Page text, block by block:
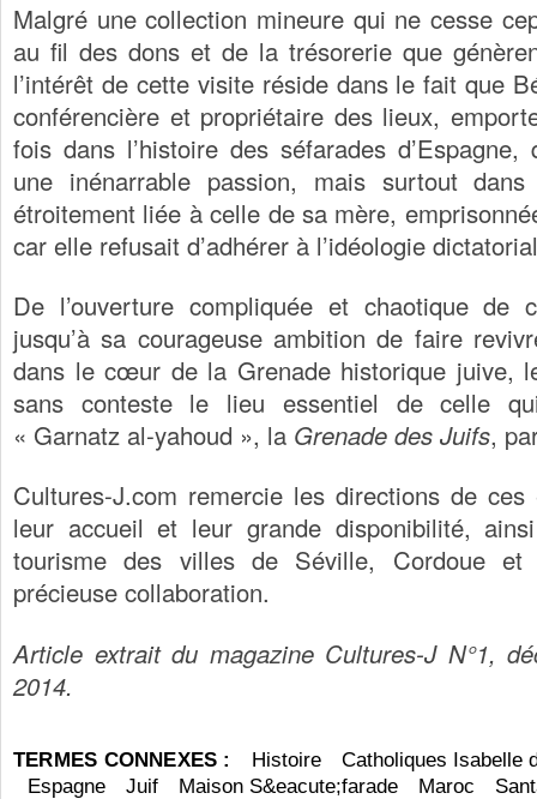
Malgré une collection mineure qui ne cesse
au fil des dons et de la trésorerie que
l’intérêt de cette visite réside dans le fait que
conférencière et propriétaire des lieux,
fois dans l’histoire des séfarades d’Espagne,
une inénarrable passion, mais surtout
étroitement liée à celle de sa mère,
car elle refusait d’adhérer à l’idéologie
De l’ouverture compliquée et chaotique de
jusqu’à sa courageuse ambition de faire
dans le cœur de la Grenade historique juive,
sans conteste le lieu essentiel de celle
« Garnatz al-yahoud », la Grenade des Juifs,
Cultures-J.com remercie les directions de ces
leur accueil et leur grande disponibilité,
tourisme des villes de Séville, Cordoue et
précieuse collaboration.
Article extrait du magazine Cultures-J N°1,
2014.
TERMES CONNEXES : Histoire
Catholiques Isabelle
Espagne
Juif Maison S&eacute;farade Maroc